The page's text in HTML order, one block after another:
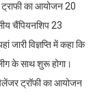
का आयोजन 20
चैंपियनशिप 23
विज्ञप्ति में कहा कि
के साथ शुरू होगा।
ट्रॉफी का आयोजन